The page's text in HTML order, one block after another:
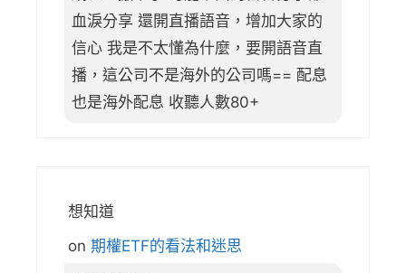
血淚分享 還開直播語音，增加大家的
信心 我是不太懂為什麼，要開語音直
播，這公司不是海外的公司嗎== 配息
也是海外配息 收聽人數80+
想知道
on 期權ETF的看法和迷思